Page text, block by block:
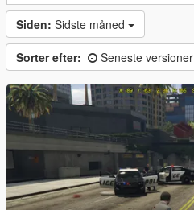
Siden: Sidste måned
Sorter efter: Seneste versioner